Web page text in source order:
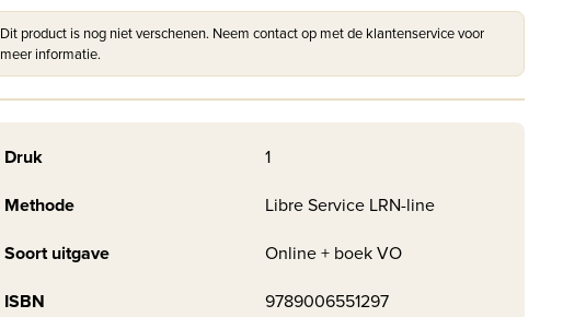
Dit product is nog niet verschenen. Neem contact op met de klantenservice voor
meer informatie.
Druk
1
Methode
Libre Service LRN-line
Soort uitgave
Online + boek VO
ISBN
9789006551297